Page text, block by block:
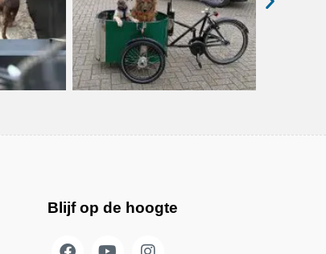
Blijf op de hoogte